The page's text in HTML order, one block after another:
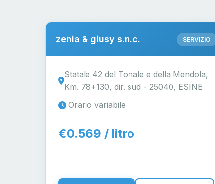
zenia & giusy s.n.c. SERVIZIO
Statale 42 del Tonale e della Mendola,
Km. 78+130, dir. sud - 25040, ESINE
Orario variabile
€0.569 / litro